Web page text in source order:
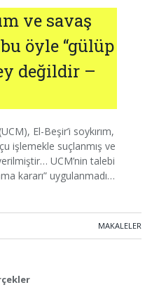
ve savaş
öyle “gülüp
değildir –
El-Beşir’i soykırım,
işlemekle suçlanmış ve
UCM’nin talebi
kararı” uygulanmadı…
MAKALELER